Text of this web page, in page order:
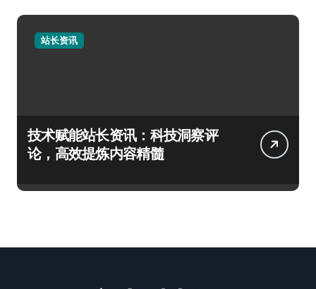
站长资讯
技术赋能站长资讯：科技洞察评
论，高效提炼内容精髓